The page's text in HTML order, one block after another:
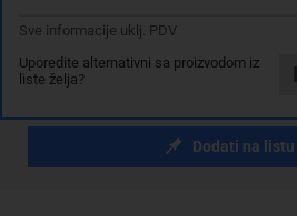
Sve informacije uklj. PDV
Uporedite alternativni sa proizvodom iz
liste želja?
Dodaj u
Dodati na